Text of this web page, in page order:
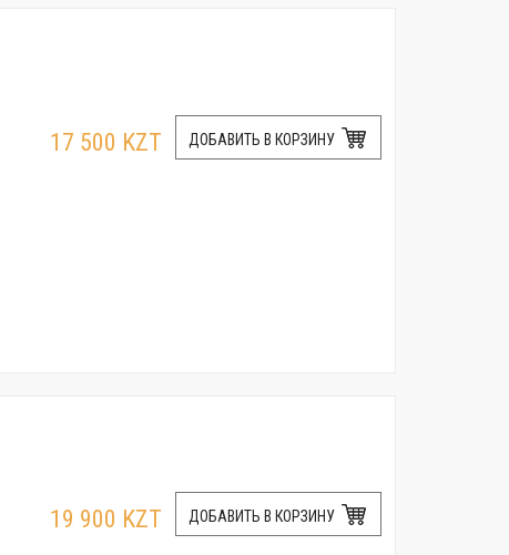
17 500 KZT ДОБАВИТЬ В КОРЗИНУ
19 900 KZT ДОБАВИТЬ В КОРЗИНУ